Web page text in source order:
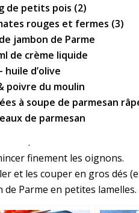
de petits pois (2)
rouges et fermes (3)
jambon de Parme
de crème liquide
huile d’olive
poivre du moulin
à soupe de parmesan
de parmesan
.
finement les oignons.
et les couper en gros dés
de Parme en petites lamelles.